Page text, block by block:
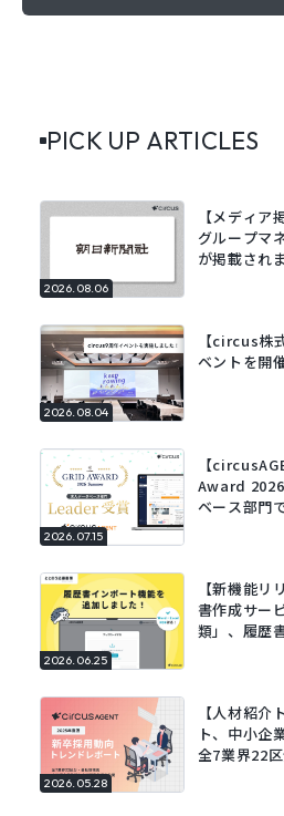
PICK UP ARTICLES
2026.08.06
【メディア
グループマ
が掲載され
2026.08.04
【circus株
ベントを開
2026.07.15
【
Award
ベース部門
2026.06.25
【新機能
書作成サー
類」、履歴
2026.05.28
【人材紹介
ト、中小企
全7業界22